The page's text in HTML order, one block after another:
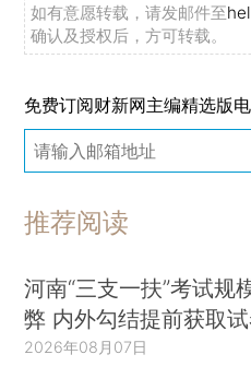
如有意愿转载，请发邮件至
确认及授权后，方可转载。
免费订阅财新网主编精选版
推荐阅读
河南“三支一扶”考试规
弊 内外勾结提前获取
2026年08月07日